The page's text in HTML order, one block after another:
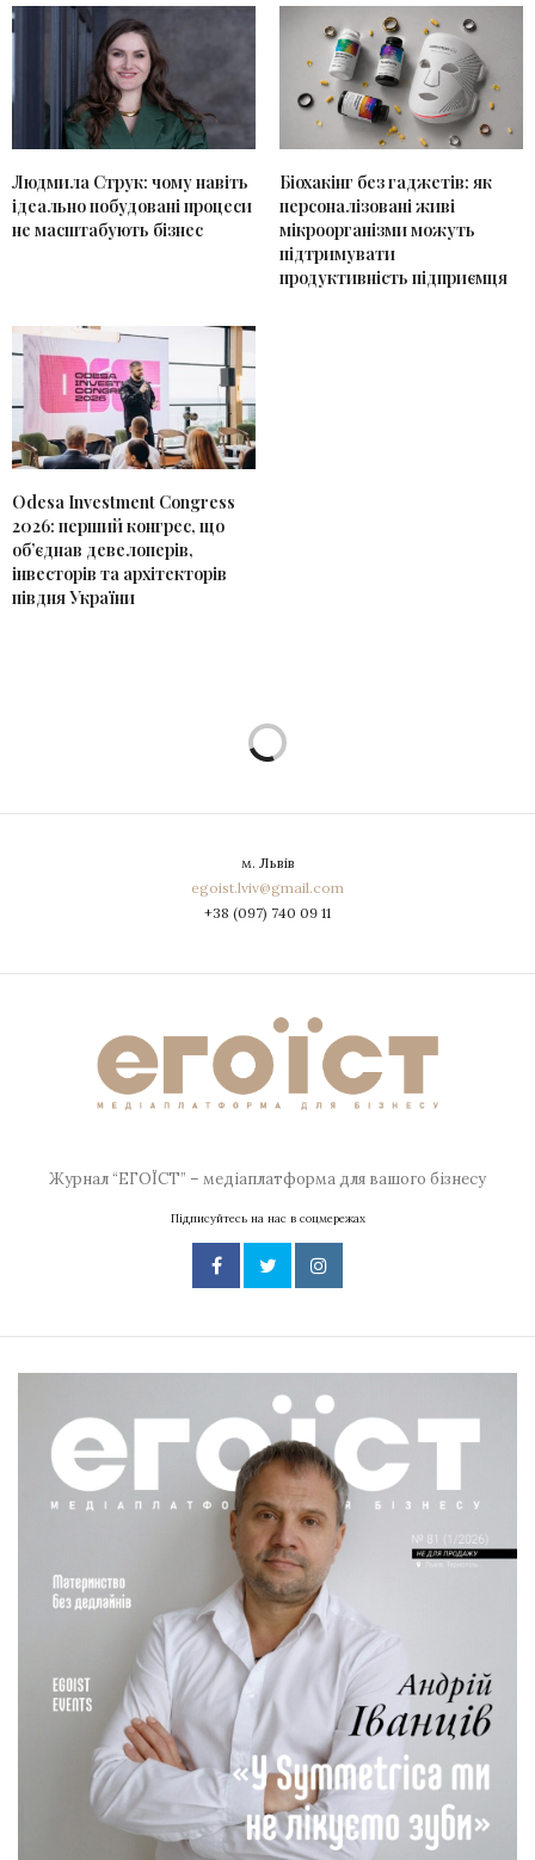
Людмила Струк: чому навіть
ідеально побудовані процеси
не масштабують бізнес
Біохакінг без гаджетів: як
персоналізовані живі
мікроорганізми можуть
підтримувати
продуктивність підприємця
Odesa Investment Congress
2026: перший конгрес, що
об’єднав девелоперів,
інвесторів та архітекторів
півдня України
м. Львів
egoist.lviv@gmail.com
+38 (097) 740 09 11
Журнал “ЕГОЇСТ” – медіаплатформа для вашого бізнесу
Підписуйтесь на нас в соцмережах